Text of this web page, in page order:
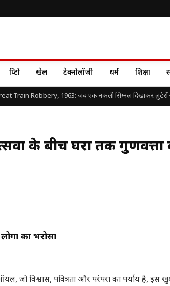
क्रिप्टो खेल टेक्नोलॉजी धर्म शिक्षा
Train Robbery, 1963: जब एक नकली सिग्नल दिखाकर लुटेरों ने लूट
के बीच घरों तक गुणवत्ता
का भरोसा
जो विश्वास, पवित्रता और परंपरा का पर्याय है,